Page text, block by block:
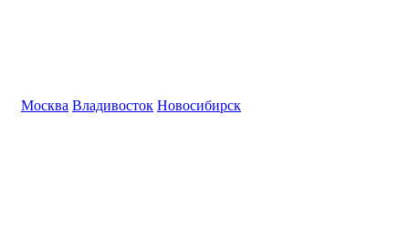
Москва Владивосток Новосибирск